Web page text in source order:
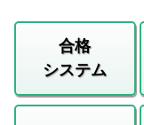
合格
システム